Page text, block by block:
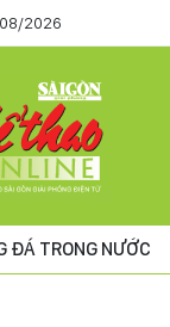
2026
ĐÁ TRONG NƯỚC